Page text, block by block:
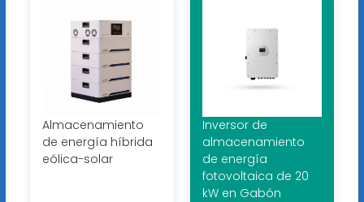
Almacenamiento
de energía híbrida
eólica-solar
Inversor de
almacenamiento
de energía
fotovoltaica de 20
kW en Gabón